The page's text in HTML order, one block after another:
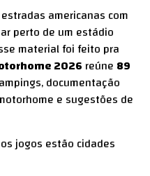
americanas com
perto de um estádio
material foi feito pra
2026 reúne 89
documentação
e sugestões de
jogos estão cidades